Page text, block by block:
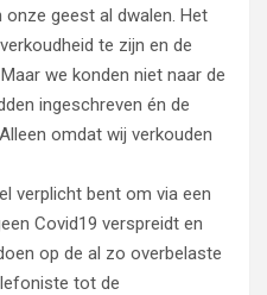
onze geest al dwalen. Het
te zijn en de
we konden niet naar de
ingeschreven én de
omdat wij verkouden
verplicht bent om via een
Covid19 verspreidt en
op de al zo overbelaste
tot de